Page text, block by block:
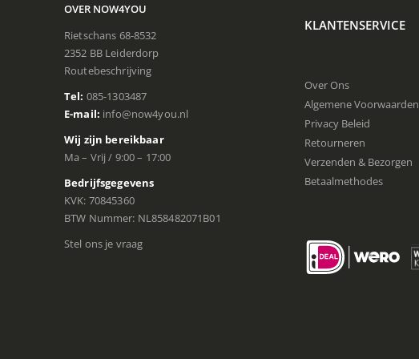
OVER NOW4YOU
Rietschans 68-8532
2352 BB Leiderdorp
Routebeschrijving
Tel: 085-1303487
E-mail: info@now4you.nl
Wij zijn bereikbaar
Ma – Vrij / 9:00 – 17:00
Bedrijfsgegevens
KVK: 70845360
BTW Nummer: NL858482071B01
Stel ons je vraag
KLANTENSERVICE
Over Ons
Algemene Voorwaarden
Privacy Beleid
Retourneren
Verzenden & Bezorgen
Betaalmethodes